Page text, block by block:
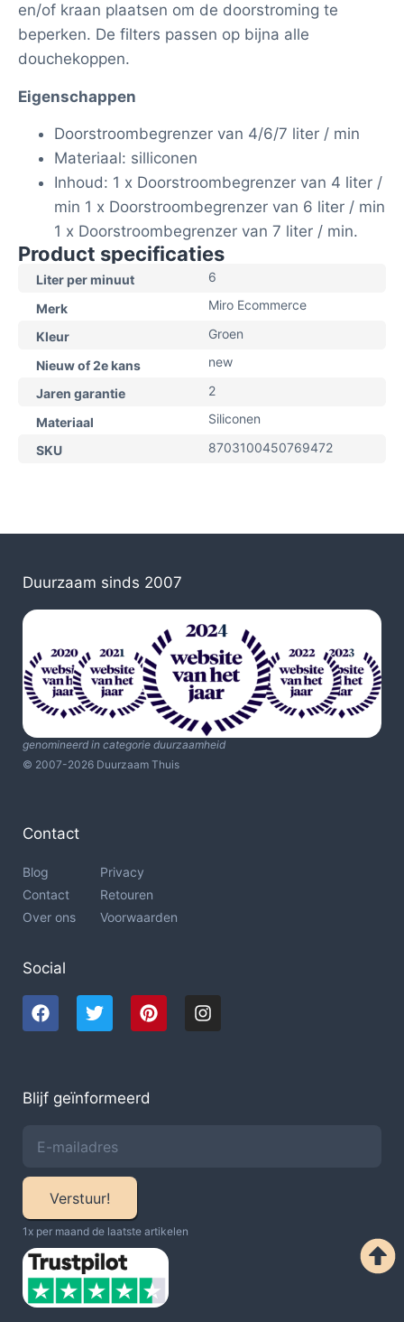
en/of kraan plaatsen om de doorstroming te
beperken. De filters passen op bijna alle
douchekoppen.
Eigenschappen
Doorstroombegrenzer van 4/6/7 liter / min
Materiaal: silliconen
Inhoud: 1 x Doorstroombegrenzer van 4 liter /
min 1 x Doorstroombegrenzer van 6 liter / min
1 x Doorstroombegrenzer van 7 liter / min.
Product specificaties
Liter per minuut 6
Merk Miro Ecommerce
Kleur Groen
Nieuw of 2e kans new
Jaren garantie 2
Materiaal Siliconen
SKU 8703100450769472
Duurzaam sinds 2007
genomineerd in categorie duurzaamheid
© 2007-2026 Duurzaam Thuis
Contact
Blog
Contact
Over ons
Privacy
Retouren
Voorwaarden
Social
Blijf geïnformeerd
Verstuur!
1x per maand de laatste artikelen​